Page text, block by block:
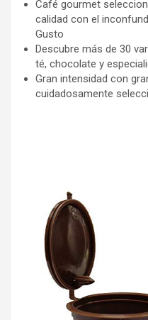
Café gourmet
calidad con el
Gusto
Descubre más de 30
té, chocolate y
Gran intensidad con
cuidadosamente